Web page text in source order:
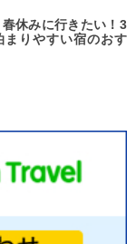
休みに行きたい！3
まりやすい宿のおす